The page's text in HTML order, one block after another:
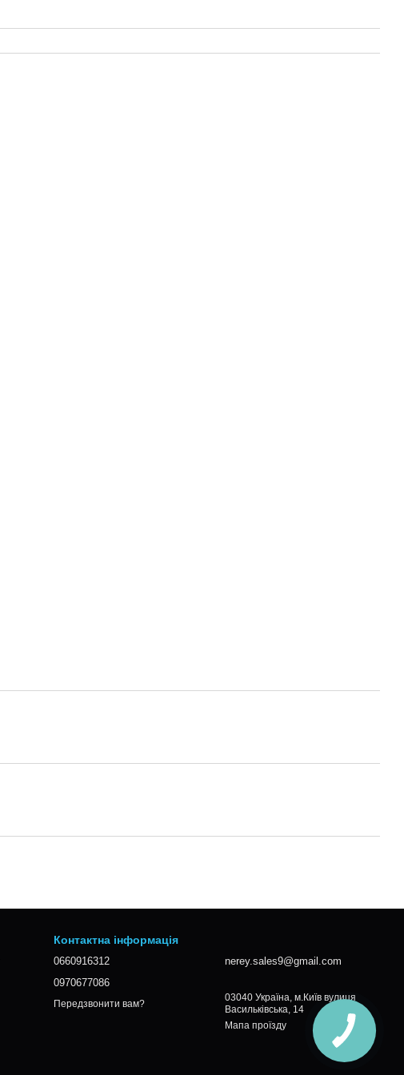
Контактна інформація
0660916312
0970677086
Передзвонити вам?
nerey.sales9@gmail.com
03040 Україна, м.Київ вулиця
Васильківська, 14
Мапа проїзду